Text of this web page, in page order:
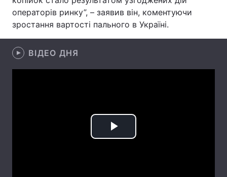
Зброя Інциденти
Цікавинки
операторів ринку”, – заявив він, коментуючи
зростання вартості пального в Україні.
ВІДЕО ДНЯ
Play